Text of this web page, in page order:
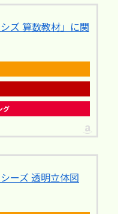
ズ 算数教材」に関
グ
ーズ 透明立体図